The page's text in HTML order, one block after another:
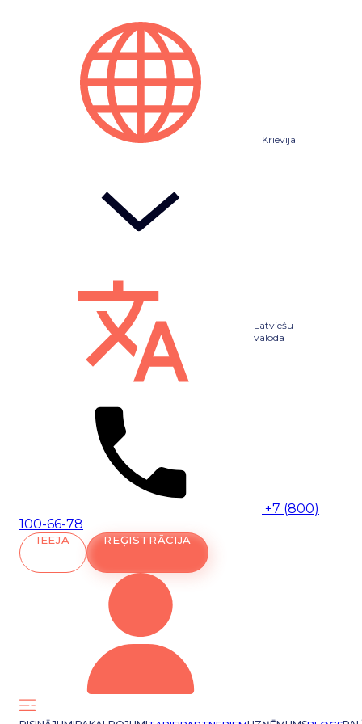
Krievija
Latviešu
valoda
+7 (800)
100-66-78
IEEJA REĢISTRĀCIJA